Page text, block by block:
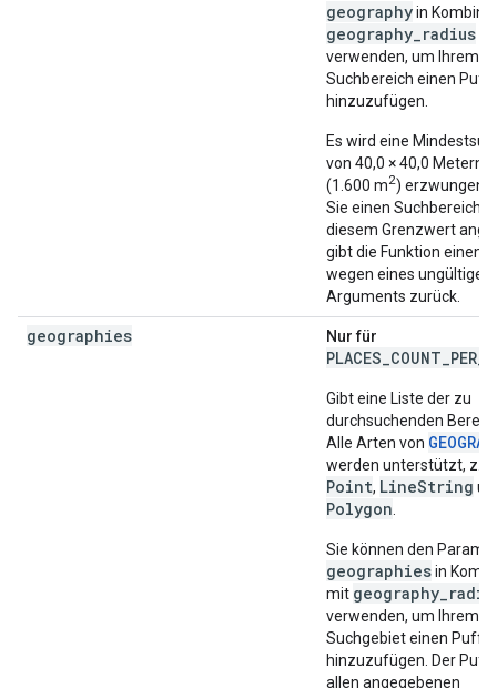
geographyin
geography_radius
verwenden, um Ihrem
Suchbereich einen
hinzuzufügen.
Es wird eine
von 40,0 × 40,0 Metern
(1.600 m2) erzwungen.
Sie einen Suchbereich
diesem Grenzwert
gibt die Funktion einen
wegen eines ungültigen
Arguments zurück.
geographies Nur für
Gibt eine Liste der zu
durchsuchenden
Alle Arten von
werden unterstützt, z. B.
Point, LineString
Polygon
Sie können den
geographiesin
mit
verwenden, um Ihrem
Suchgebiet einen Puffer
hinzuzufügen. Der
allen angegebenen